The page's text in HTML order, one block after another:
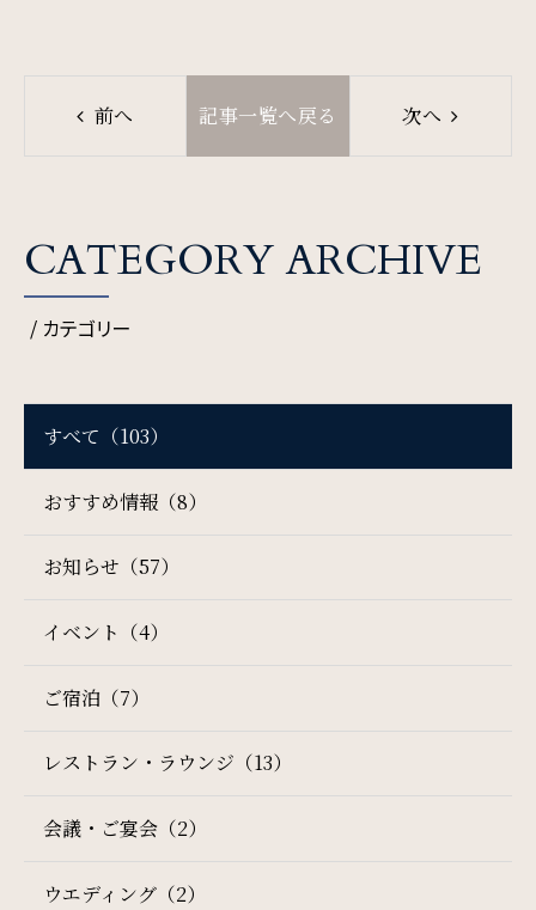
One Harmony
会員プログラム「One Harmony」
お知らせ
FAQ
SDGs
SDGsへの取り組み
採用情報
Contact
お問い合わせ
前へ 記事一覧へ戻る 次へ
CATEGORY ARCHIVE
/ カテゴリー
すべて（103）
おすすめ情報（8）
お知らせ（57）
イベント（4）
ご宿泊（7）
レストラン・ラウンジ（13）
会議・ご宴会（2）
ウエディング（2）